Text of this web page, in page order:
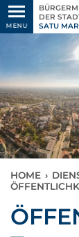
MENU
DER
SATU
HOME ›